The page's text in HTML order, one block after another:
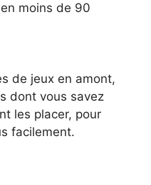
moins de 90
de jeux en amont,
dont vous savez
les placer, pour
facilement.